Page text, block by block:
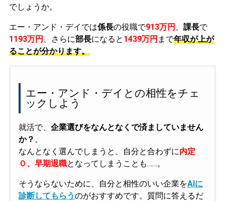
でしょうか。
エー・アンド・デイでは係長の役職で913万円 課長で
1193万円
、さらに部長になると 1439万円 まで年収が上が
ることが分かります。
エー・アンド・デイとの相性をチェ
ックしよう
就活で、 企業選びをなんとなくで済ましていません
か？ 。
なんとなく選んでしまうと、自分と合わずに内定
０、早期退職となってしまうことも……。
そうならないために、自分と相性のいい企業をAIに
診断してもらうのがおすすめです。質問に答えるだ